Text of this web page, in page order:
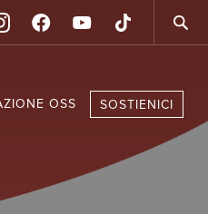
OSS SOSTIENICI